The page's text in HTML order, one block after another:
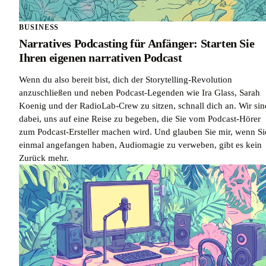
BUSINESS
Narratives Podcasting für Anfänger: Starten Sie
Ihren eigenen narrativen Podcast
Wenn du also bereit bist, dich der Storytelling-Revolution
anzuschließen und neben Podcast-Legenden wie Ira Glass, Sarah
Koenig und der RadioLab-Crew zu sitzen, schnall dich an. Wir
dabei, uns auf eine Reise zu begeben, die Sie vom Podcast-Hörer
zum Podcast-Ersteller machen wird. Und glauben Sie mir, wenn
einmal angefangen haben, Audiomagie zu verweben, gibt es kein
Zurück mehr.